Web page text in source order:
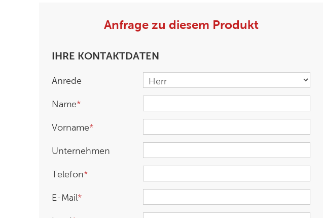
Anfrage zu diesem Produkt
IHRE KONTAKTDATEN
Anrede
Name
Vorname
Unternehmen
Telefon
E-Mail